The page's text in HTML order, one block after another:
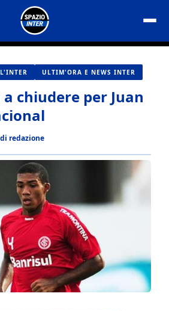
ULTIM'ORA E NEWS INTER
chiudere per Juan
di redazione